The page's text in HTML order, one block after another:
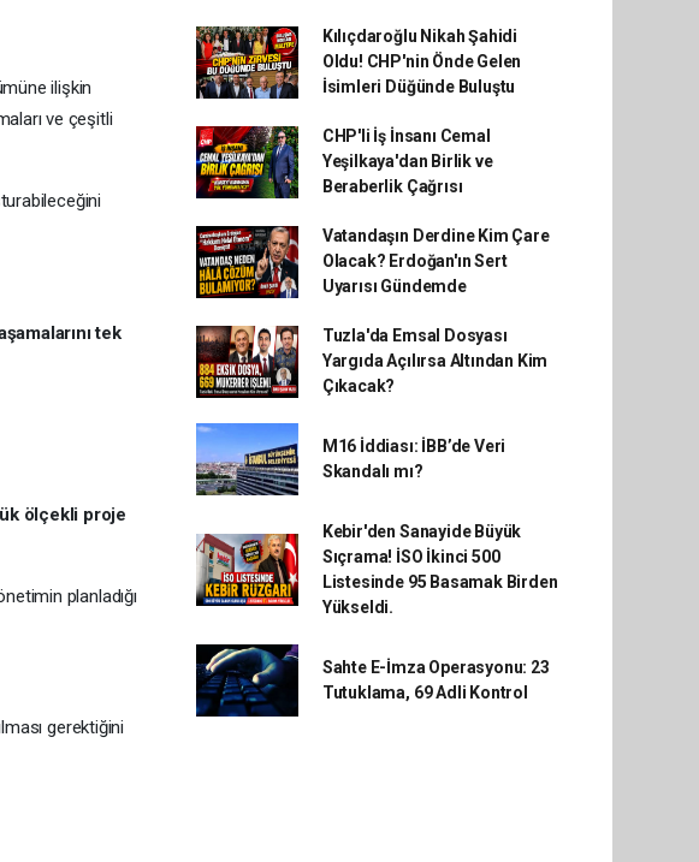
ilişkin
ve çeşitli
tek
ölçekli proje
planladığı
gerektiğini
Kılıçdaroğlu Nikah Şahidi
Oldu! CHP'nin Önde Gelen
İsimleri Düğünde Buluştu
CHP'li İş İnsanı Cemal
Yeşilkaya'dan Birlik ve
Beraberlik Çağrısı
Vatandaşın Derdine Kim Çare
Olacak? Erdoğan'ın Sert
Uyarısı Gündemde
Tuzla'da Emsal Dosyası
Yargıda Açılırsa Altından Kim
Çıkacak?
M16 İddiası: İBB’de Veri
Skandalı mı?
Kebir'den Sanayide Büyük
Sıçrama! İSO İkinci 500
Listesinde 95 Basamak Birden
Yükseldi.
Sahte E-İmza Operasyonu: 23
Tutuklama, 69 Adli Kontrol